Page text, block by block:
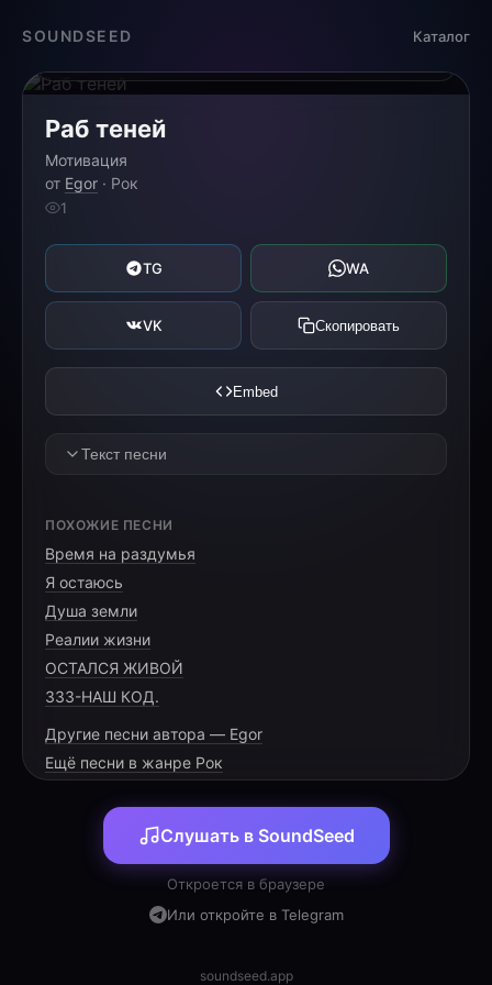
SOUNDSEED Каталог
Раб теней
Мотивация
от Egor · Рок
1
TG WA
VK Скопировать
Embed
Текст песни
В час, когда миры трещат,
Где Кошмар зовёт во тьму,
Юный воин сделал шаг
Только страх и острый клин,
Он вошёл туда, где сон
Пепел падал с небес,
ПОХОЖИЕ ПЕСНИ
Время на раздумья
Я остаюсь
Душа земли
Реалии жизни
ОСТАЛСЯ ЖИВОЙ
333-НАШ КОД.
Другие песни автора — Egor
Ещё песни в жанре Рок
Слушать в SoundSeed
Откроется в браузере
Или откройте в Telegram
soundseed.app